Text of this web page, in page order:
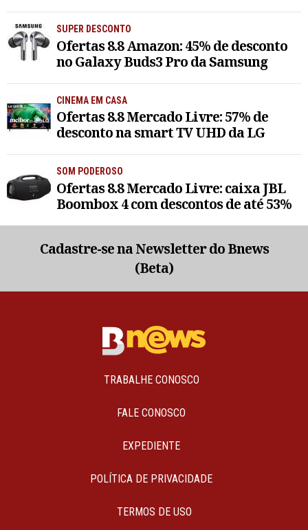
SUPER DESCONTO
Ofertas 8.8 Amazon: 45% de desconto
no Galaxy Buds3 Pro da Samsung
CINEMA EM CASA
Ofertas 8.8 Mercado Livre: 57% de
desconto na smart TV UHD da LG
SOM PODEROSO
Ofertas 8.8 Mercado Livre: caixa JBL
Boombox 4 com descontos de até 53%
Cadastre-se na Newsletter do Bnews
(Beta)
TRABALHE CONOSCO
FALE CONOSCO
EXPEDIENTE
POLÍTICA DE PRIVACIDADE
TERMOS DE USO